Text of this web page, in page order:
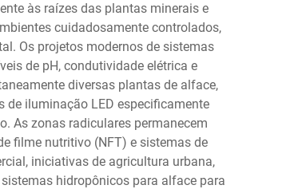
às raízes das plantas minerais e
cuidadosamente controlados,
Os projetos modernos de sistemas
de pH, condutividade elétrica e
diversas plantas de alface,
de iluminação LED especificamente
As zonas radiculares permanecem
filme nutritivo (NFT) e sistemas de
iniciativas de agricultura urbana,
hidropônicos para alface para